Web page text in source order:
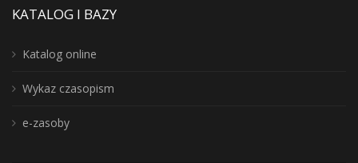
KATALOG I BAZY
Katalog online
Wykaz czasopism
e-zasoby